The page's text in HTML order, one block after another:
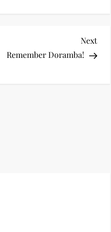
Next
Post
Next
Remember Doramba!